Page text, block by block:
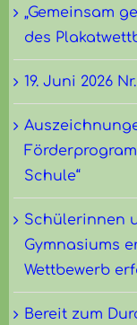
„Gemeinsam
des
19. Juni 2026 Nr.
Schule“
Schülerinnen
Gymnasiums
Wettbewerb
Bereit zum